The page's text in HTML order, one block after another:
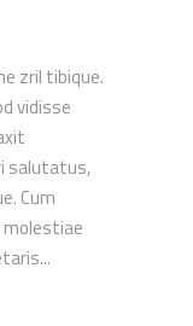
zril tibique.
vidisse
salutatus,
Cum